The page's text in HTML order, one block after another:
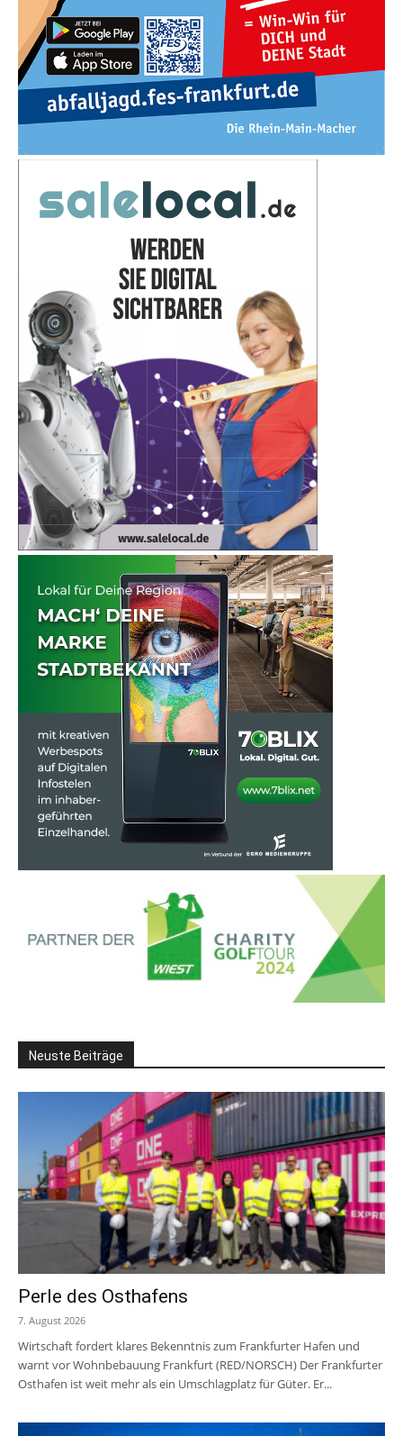
Neuste Beiträge
Perle des Osthafens
7. August 2026
Wirtschaft fordert klares Bekenntnis zum Frankfurter Hafen und
warnt vor Wohnbebauung Frankfurt (RED/NORSCH) Der Frankfurter
Osthafen ist weit mehr als ein Umschlagplatz für Güter. Er...